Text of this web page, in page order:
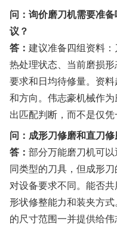
问：询价磨刀机需要准
议？
答： 建议准备四组资料
热处理状态、当前磨损
要求和日均待修量。资
和方向。伟志豪机械作
出匹配判断，而不是仅凭
问：成形刀修磨和直刀
答： 部分万能磨刀机可
同类型的刀具，但成形
对设备要求不同。能否
形状修整能力和装夹方
的尺寸范围一并提供给